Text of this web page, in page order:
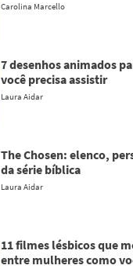
Carolina Marcello
7 desenhos animados
você precisa assistir
Laura Aidar
The Chosen: elenco,
da série bíblica
Laura Aidar
11 filmes lésbicos que
entre mulheres como